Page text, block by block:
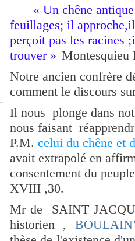
« Un chêne
feuillages; il
perçoit pas les racines
trouver »
Notre ancien confrère
comment le discours
Il nous plonge dans
nous faisant
P.M. celui du chêne et
avait extrapolé en
consentement du
XVIII ,30.
Mr de SAINT
historien ,